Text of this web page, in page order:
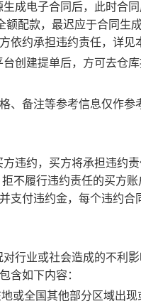
成电子合同后，此时合
额配款，最迟应于合同
依约承担违约责任，详见
创建提单后，方可去仓
、备注等参考信息仅作
违约，买方将承担违约
拒不履行违约责任的买方
支付违约金，每个违约
行业或社会造成的不利
含如下内容：
或全国其他部分区域出